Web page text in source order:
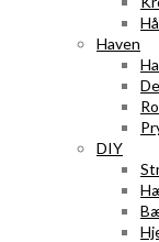
Haven
DIY